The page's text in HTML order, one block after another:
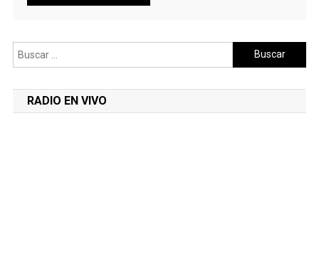
Buscar:
RADIO EN VIVO